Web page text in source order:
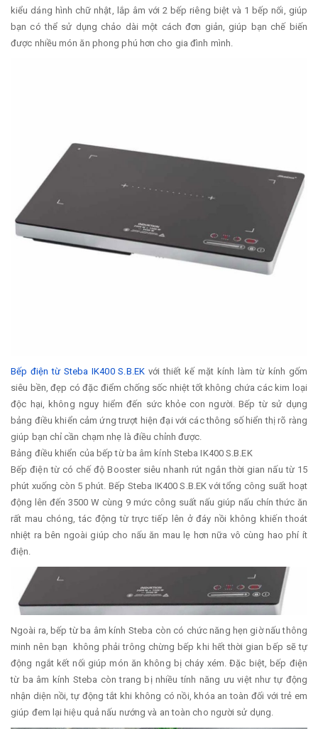
kiểu dáng hình chữ nhật, lắp âm với 2 bếp riêng biệt và 1 bếp nối, giúp
bạn có thể sử dụng chảo dài một cách đơn giản, giúp bạn chế biến
được nhiều món ăn phong phú hơn cho gia đình mình.
Bếp điện từ Steba IK400 S.B.EKvới thiết kế mặt kính làm từ kính gốm
siêu bền, đẹp có đặc điểm chống sốc nhiệt tốt không chứa các kim loại
độc hại, không nguy hiểm đến sức khỏe con người. Bếp từ sử dụng
bảng điều khiển cảm ứng trượt hiện đại với các thông số hiển thị rõ ràng
giúp bạn chỉ cần chạm nhẹ là điều chỉnh được.
Bảng điều khiển của bếp từ ba âm kính Steba IK400 S.B.EK
Bếp điện từ có chế độ Booster siêu nhanh rút ngắn thời gian nấu từ 15
phút xuống còn 5 phút. Bếp Steba IK400 S.B.EK với tổng công suất hoạt
động lên đến 3500 W cùng 9 mức công suất nấu giúp nấu chín thức ăn
rất mau chóng, tác động từ trực tiếp lên ở đáy nồi không khiến thoát
nhiệt ra bên ngoài giúp cho nấu ăn mau lẹ hơn nữa vô cùng hao phí ít
điện.
Ngoài ra, bếp từ ba âm kính Steba còn có chức năng hẹn giờ nấu thông
minh nên bạn không phải trông chừng bếp khi hết thời gian bếp sẽ tự
động ngắt kết nối giúp món ăn không bị cháy xém. Đặc biệt, bếp điện
từ ba âm kính Steba còn trang bị nhiều tính năng ưu việt như tự động
nhận diện nồi, tự động tắt khi không có nồi, khóa an toàn đối với trẻ em
giúp đem lại hiệu quả nấu nướng và an toàn cho người sử dụng.